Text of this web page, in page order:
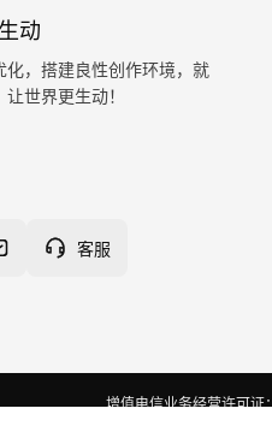
动
，搭建良性创作环境，就
世界更生动！
客服
增值电信业务经营许可